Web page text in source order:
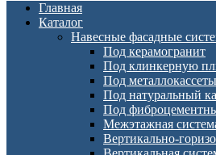
Главная
Каталог
Навесные фасадные
Под керамогранит
Под клинкерную
Под металлокассеты
Под натуральный
Под
Межэтажная
Вертикально-